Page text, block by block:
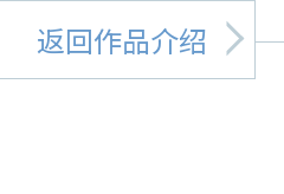
返回作品介绍